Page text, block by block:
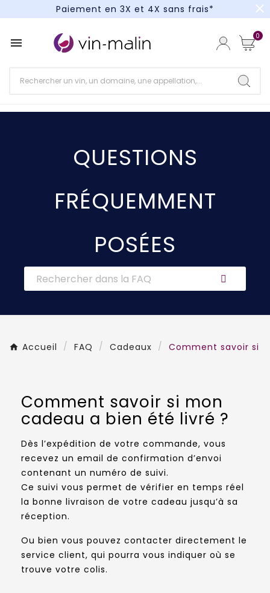
Paiement en 3X et 4X sans frais*
Paiement en 3X et 4X sans frais*
close
 0
QUESTIONS
FRÉQUEMMENT
POSÉES
Accueil FAQ Cadeaux Comment savoir si
Comment savoir si mon
cadeau a bien été livré ?
Dès l’expédition de votre commande, vous
recevez un email de confirmation d’envoi
contenant un numéro de suivi.
Ce suivi vous permet de vérifier en temps réel
la bonne livraison de votre cadeau jusqu’à sa
réception.
Ou bien vous pouvez contacter directement le
service client, qui pourra vous indiquer où se
trouve votre colis.